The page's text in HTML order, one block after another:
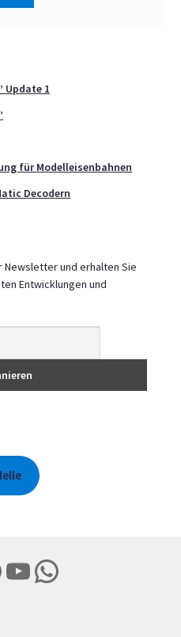
Update 1
für Modelleisenbahnen
Decodern
Newsletter und erhalten Sie
Entwicklungen und
YouTube
WhatsApp